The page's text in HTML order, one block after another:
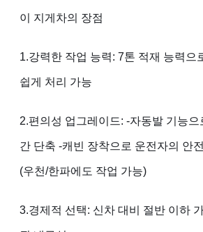
이 지게차의 장점
1.강력한 작업 능력: 7톤 적재 능력으
쉽게 처리 가능
2.편의성 업그레이드: -자동발 기능으
간 단축 -캐빈 장착으로 운전자의 안
(우천/한파에도 작업 가능)
3.경제적 선택: 신차 대비 절반 이하